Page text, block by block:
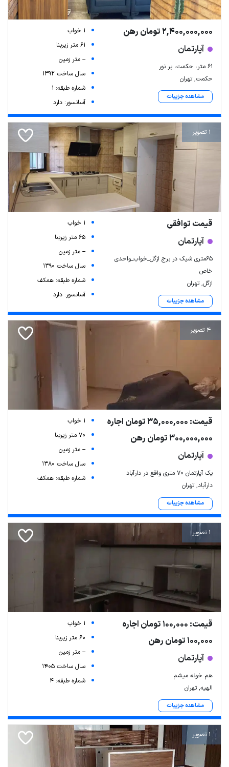
2,400,000,000 تومان رهن
آپارتمان
۶۱ متر، حکمت، پر نور
حکمت, تهران
مشاهده جزییات
1 خواب
61 متر زیربنا
-- متر زمین
سال ساخت 1392
شماره طبقه: 1
آسانسور: دارد
1 تصویر
قیمت توافقی
آپارتمان
65متری شیک در برج ازگل_خواب_واحدی
خاص
ازگل, تهران
مشاهده جزییات
1 خواب
65 متر زیربنا
-- متر زمین
سال ساخت 1390
شماره طبقه: همکف
آسانسور: دارد
4 تصویر
قیمت: 35,000,000 تومان اجاره
300,000,000 تومان رهن
آپارتمان
یک آپارتمان ۷۰ متری واقع در دارآباد
دارآباد, تهران
مشاهده جزییات
1 خواب
70 متر زیربنا
-- متر زمین
سال ساخت 1380
شماره طبقه: همکف
1 تصویر
قیمت: 100,000 تومان اجاره
100,000 تومان رهن
آپارتمان
هم خونه میشم
الهیه, تهران
مشاهده جزییات
1 خواب
60 متر زیربنا
-- متر زمین
سال ساخت 1405
شماره طبقه: 4
1 تصویر